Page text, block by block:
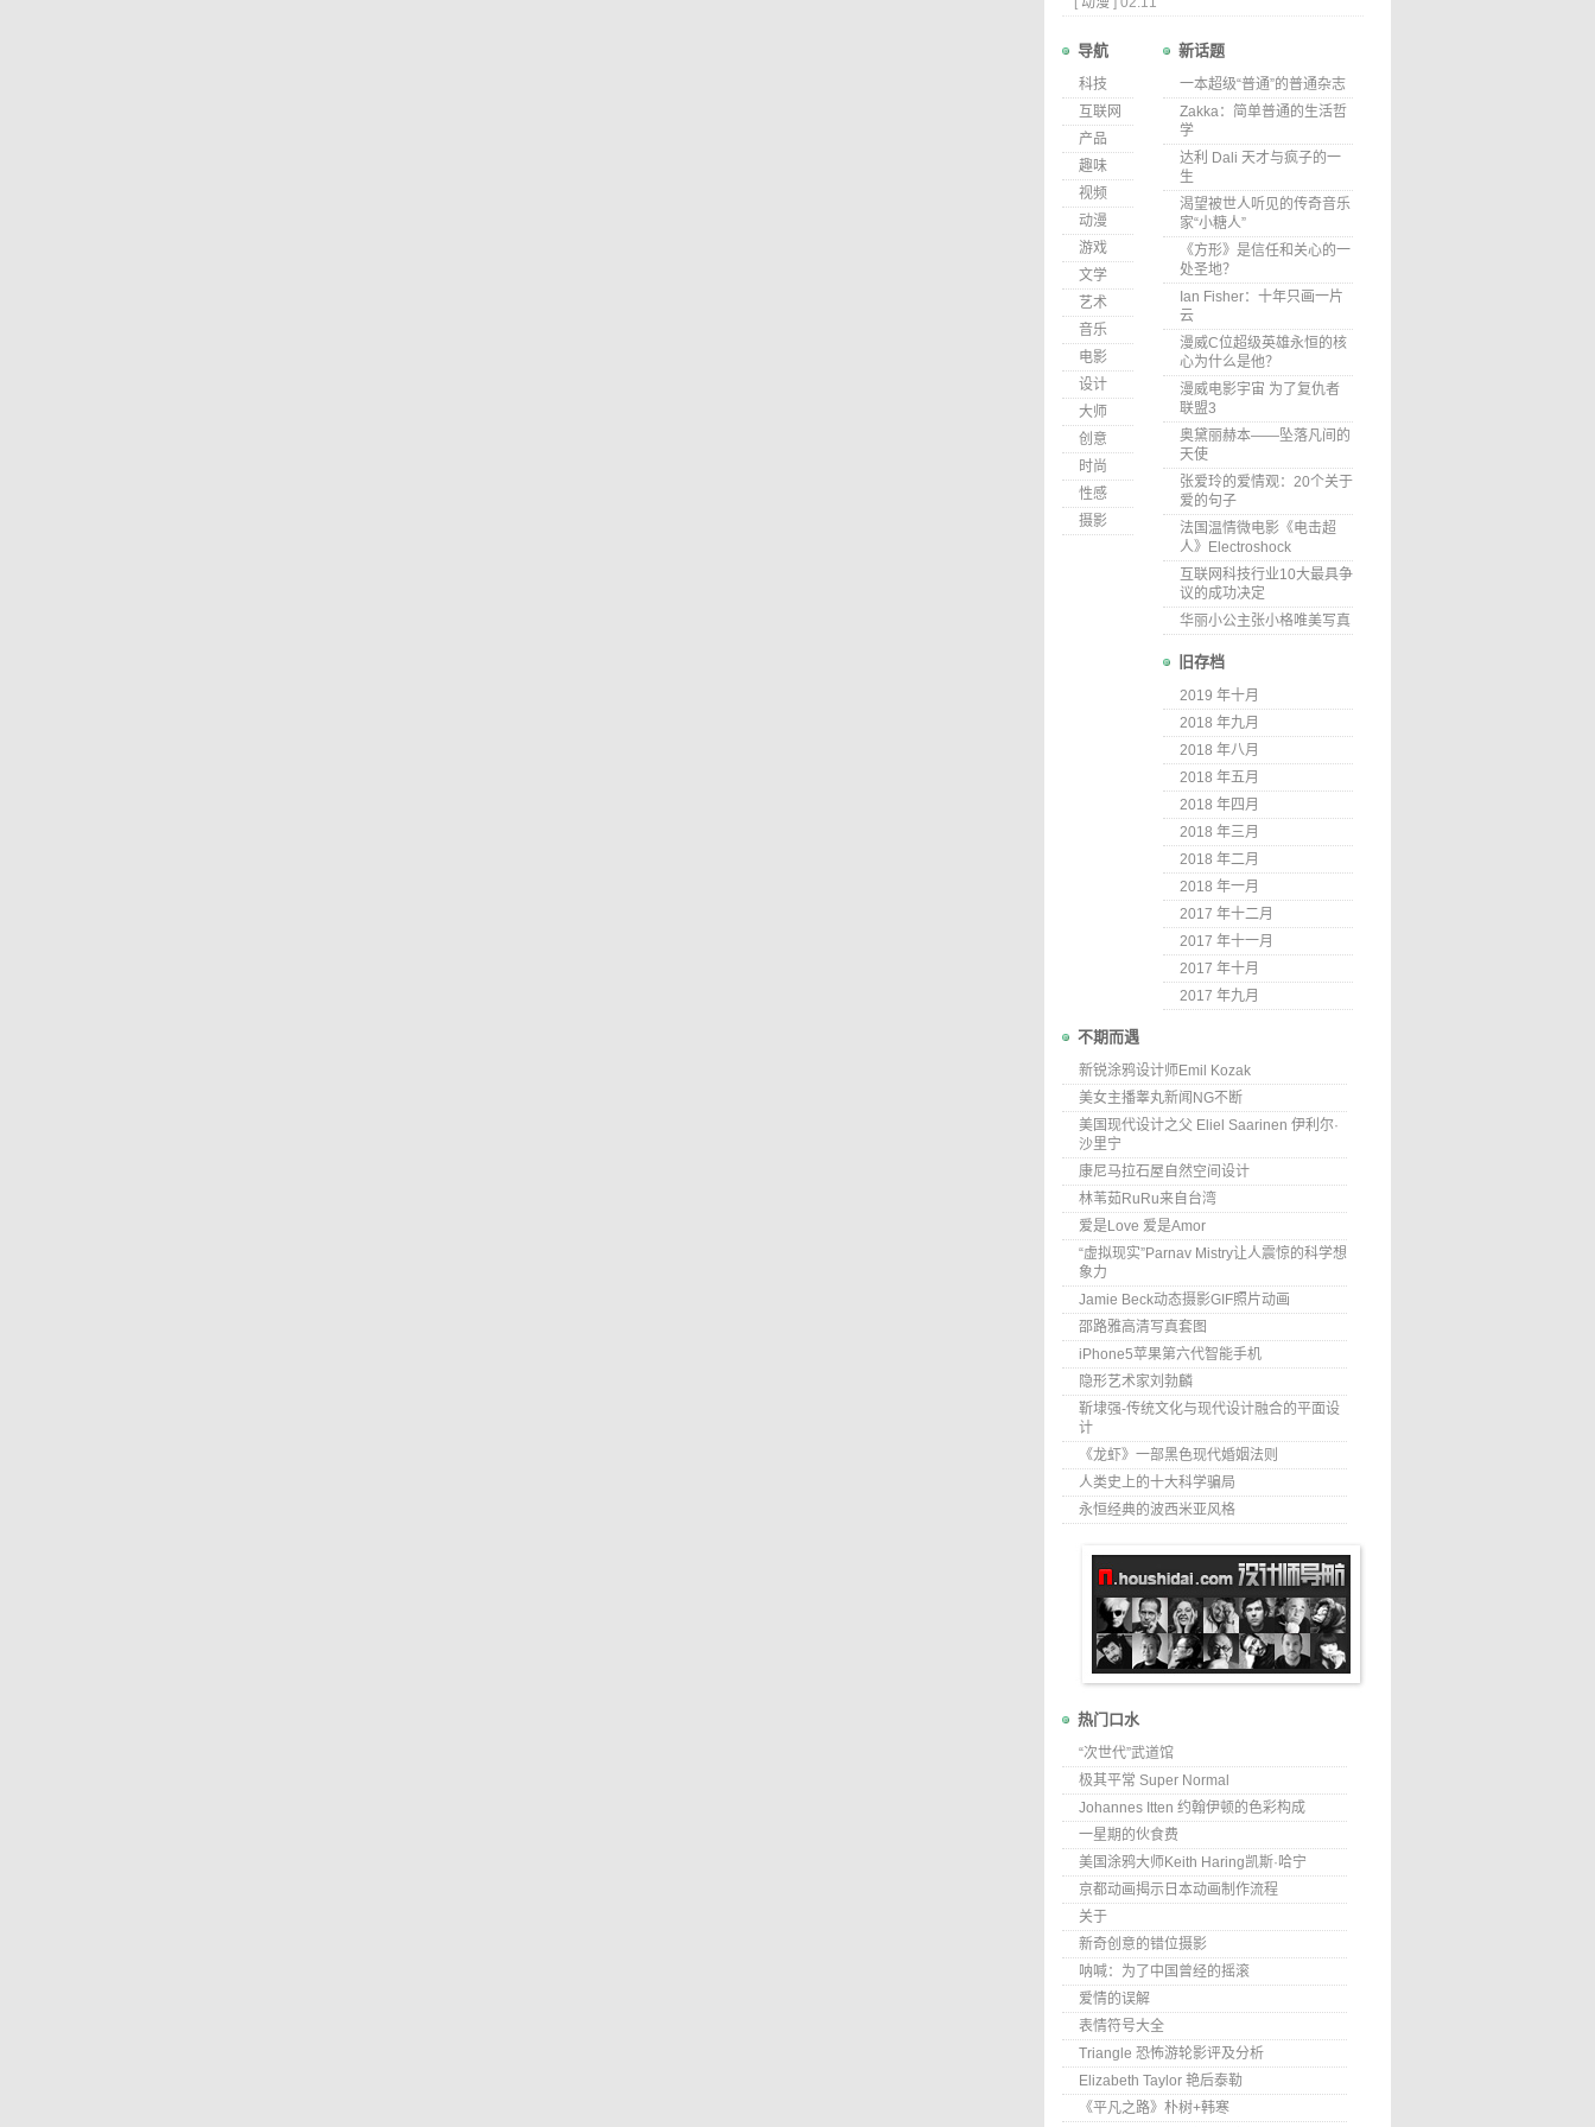
导航
科技
互联网
产品
趣味
视频
动漫
游戏
文学
艺术
音乐
电影
设计
大师
创意
时尚
性感
摄影
新话题
一本超级“普通”的普通杂志
Zakka：简单普通的生活哲
学
达利 Dali 天才与疯子的一
生
渴望被世人听见的传奇音乐
家“小糖人”
《方形》是信任和关心的一
处圣地？
Ian Fisher：十年只画一片
云
漫威C位超级英雄永恒的核
心为什么是他？
漫威电影宇宙 为了复仇者
联盟3
奥黛丽赫本——坠落凡间的
天使
张爱玲的爱情观：20个关于
爱的句子
法国温情微电影《电击超
人》Electroshock
互联网科技行业10大最具争
议的成功决定
华丽小公主张小格唯美写真
旧存档
2019 年十月
2018 年九月
2018 年八月
2018 年五月
2018 年四月
2018 年三月
2018 年二月
2018 年一月
2017 年十二月
2017 年十一月
2017 年十月
2017 年九月
不期而遇
新锐涂鸦设计师Emil Kozak
美女主播睾丸新闻NG不断
美国现代设计之父 Eliel Saarinen 伊利尔·
沙里宁
康尼马拉石屋自然空间设计
林苇茹RuRu来自台湾
爱是Love 爱是Amor
“虚拟现实”Parnav Mistry让人震惊的科学想
象力
Jamie Beck动态摄影GIF照片动画
邵路雅高清写真套图
iPhone5苹果第六代智能手机
隐形艺术家刘勃麟
靳埭强-传统文化与现代设计融合的平面设
计
《龙虾》一部黑色现代婚姻法则
人类史上的十大科学骗局
永恒经典的波西米亚风格
热门口水
“次世代”武道馆
极其平常 Super Normal
Johannes Itten 约翰伊顿的色彩构成
一星期的伙食费
美国涂鸦大师Keith Haring凯斯·哈宁
京都动画揭示日本动画制作流程
关于
新奇创意的错位摄影
呐喊：为了中国曾经的摇滚
爱情的误解
表情符号大全
Triangle 恐怖游轮影评及分析
Elizabeth Taylor 艳后泰勒
《平凡之路》朴树+韩寒